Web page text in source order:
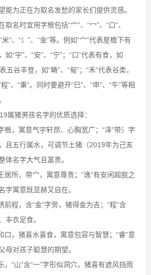
能为正在为取名发愁的家长们提供灵感。
名时宜用字根包括“宀”、“冖”、“口”、
米”、“氵”、“金”等。例如“宀”代表屋檐下有
“宇”、“安”、“宁”；“口”代表有食，如
五谷丰登，如“畴”、“甸”；“禾”代表谷类，
”、“秉”。同时要避开“巳”、“申”、“午”等相
属猪男孩名字的优质选择：
根，寓意气宇轩昂、心胸宽广；“泽”带氵字
且五行属水，可调节土猪（2019年为己亥
体名字大气且富贵。
居所，带宀，寓意尊贵；“逸”有安闲超脱之
字寓意既显赫又自在。
前程，含“金”字旁，猪得金为吉；“程”含
丰衣足食。
口，猪喜水喜食，寓意包容与智慧；“睿”意
母对孩子聪慧的期望。
，“山”含“一”字形似洞穴，猪喜有遮风挡雨